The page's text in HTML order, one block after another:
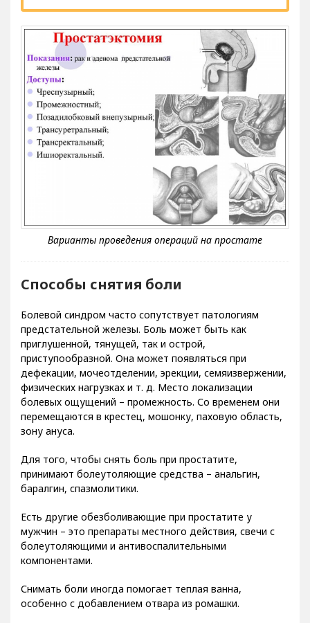
Способы снятия боли
Болевой синдром часто сопутствует патологиям
предстательной железы. Боль может быть как
приглушенной, тянущей, так и острой,
приступообразной. Она может появляться при
дефекации, мочеотделении, эрекции, семяизвержении,
физических нагрузках и т. д. Место локализации
болевых ощущений – промежность. Со временем они
перемещаются в крестец, мошонку, паховую область,
зону ануса.
Для того, чтобы снять боль при простатите,
принимают болеутоляющие средства – анальгин,
баралгин, спазмолитики.
Есть другие обезболивающие при простатите у
мужчин – это препараты местного действия, свечи с
болеутоляющими и антивоспалительными
компонентами.
Снимать боли иногда помогает теплая ванна,
особенно с добавлением отвара из ромашки.